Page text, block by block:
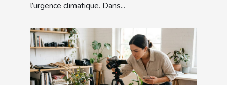
l’urgence climatique. Dans...